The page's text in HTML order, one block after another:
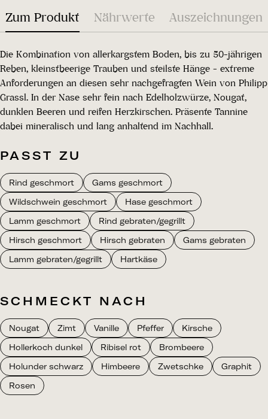
Zum Produkt Nährwerte Auszeichnungen
Die Kombination von allerkargstem Boden, bis zu 50-jährigen
Reben, kleinstbeerige Trauben und steilste Hänge - extreme
Anforderungen an diesen sehr nachgefragten Wein von Philipp
Grassl. In der Nase sehr fein nach Edelholzwürze, Nougat,
dunklen Beeren und reifen Herzkirschen. Präsente Tannine
dabei mineralisch und lang anhaltend im Nachhall.
PASST ZU
Rind geschmort
Gams geschmort
Wildschwein geschmort
Hase geschmort
Lamm geschmort
Rind gebraten/gegrillt
Hirsch geschmort
Hirsch gebraten
Gams gebraten
Lamm gebraten/gegrillt
Hartkäse
SCHMECKT NACH
Nougat Zimt Vanille Pfeffer
Kirsche
Hollerkoch dunkel
Ribisel rot
Brombeere
Holunder schwarz
Himbeere Zwetschke
Graphit
Rosen